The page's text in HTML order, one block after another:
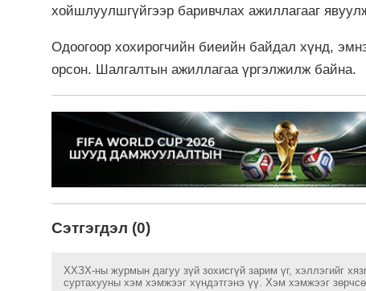
хойшлуулшгүйгээр баривчлах ажиллагааг
Одоогоор хохирогчийн биеийн байдал хүнд,
орсон. Шалгалтын ажиллагаа үргэлжилж байна.
Сэтгэгдэл (0)
ХХЗХ-ны журмын дагуу зүй зохисгүй зарим үг, хэллэгийг
суртахууны хэм хэмжээг хүндэтгэнэ үү. Хэм хэмжээг